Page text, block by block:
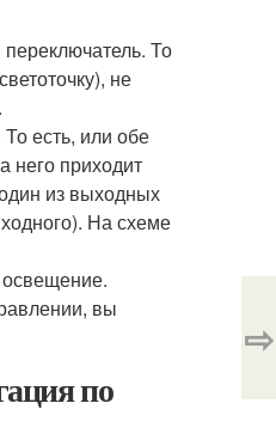
То
не
есть, или обе
него приходит
из выходных
На схеме
освещение.
вы
по
⇨